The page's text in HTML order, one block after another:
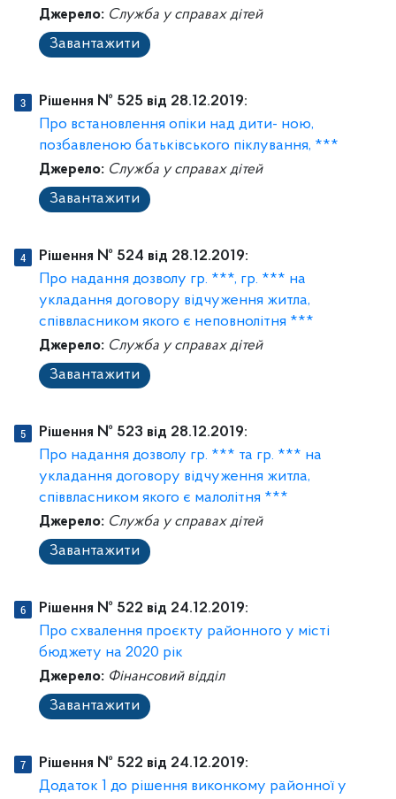
Джерело: Служба у справах дітей
Завантажити
Рішення № 525 від 28.12.2019:
Про встановлення опіки над дити- ною,
позбавленою батьківського піклування, ***
Джерело: Служба у справах дітей
Завантажити
Рішення № 524 від 28.12.2019:
Про надання дозволу гр. ***, гр. *** на
укладання договору відчуження житла,
співвласником якого є неповнолітня ***
Джерело: Служба у справах дітей
Завантажити
Рішення № 523 від 28.12.2019:
Про надання дозволу гр. *** та гр. *** на
укладання договору відчуження житла,
співвласником якого є малолітня ***
Джерело: Служба у справах дітей
Завантажити
Рішення № 522 від 24.12.2019:
Про схвалення проєкту районного у місті
бюджету на 2020 рік
Джерело: Фінансовий відділ
Завантажити
Рішення № 522 від 24.12.2019:
Додаток 1 до рішення виконкому районної у